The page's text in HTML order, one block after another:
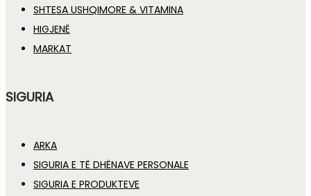
SHTESA USHQIMORE & VITAMINA
HIGJENË
MARKAT
SIGURIA
ARKA
SIGURIA E TË DHËNAVE PERSONALE
SIGURIA E PRODUKTEVE